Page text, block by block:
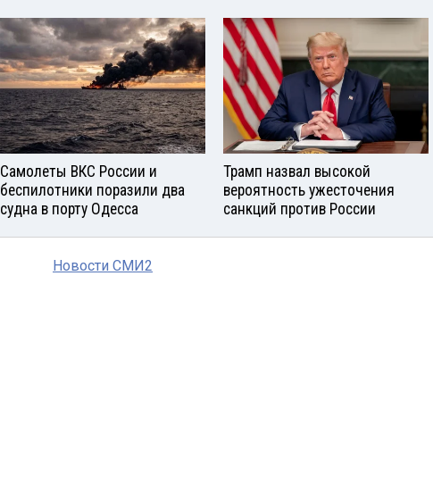
Самолеты ВКС России и
беспилотники поразили два
судна в порту Одесса
Трамп назвал высокой
вероятность ужесточения
санкций против России
Новости СМИ2